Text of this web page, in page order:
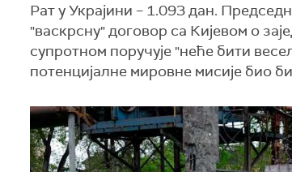
Рат у Украјини – 1.093 дан.
"васкрсну" договор са Кијевом о
супротном поручује "неће бити
потенцијалне мировне мисије био